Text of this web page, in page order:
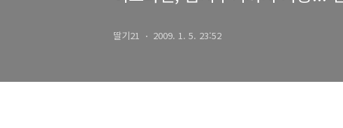
딸기21 2009. 1. 5. 23:52